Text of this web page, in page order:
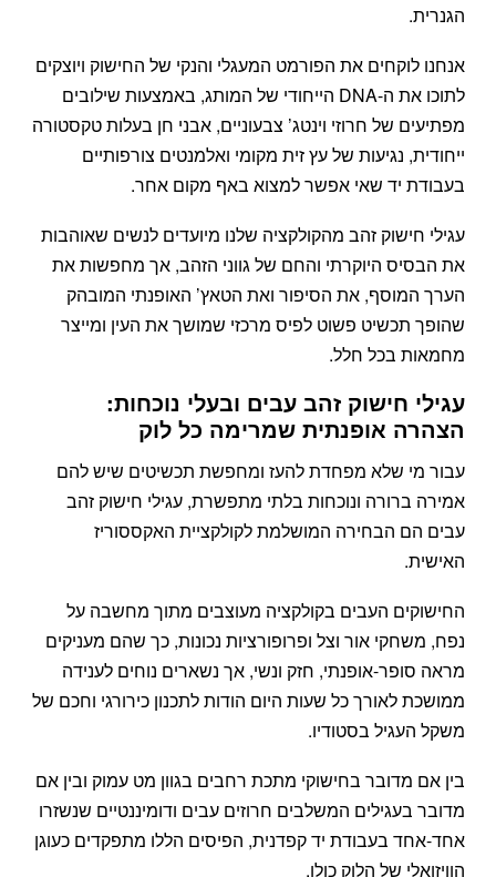
הגנרית.
אנחנו לוקחים את הפורמט המעגלי והנקי של החישוק ויוצקים
לתוכו את ה-DNA הייחודי של המותג, באמצעות שילובים
מפתיעים של חרוזי וינטג’ צבעוניים, אבני חן בעלות טקסטורה
ייחודית, נגיעות של עץ זית מקומי ואלמנטים צורפותיים
בעבודת יד שאי אפשר למצוא באף מקום אחר.
עגילי חישוק זהב מהקולקציה שלנו מיועדים לנשים שאוהבות
את הבסיס היוקרתי והחם של גווני הזהב, אך מחפשות את
הערך המוסף, את הסיפור ואת הטאץ’ האופנתי המובהק
שהופך תכשיט פשוט לפיס מרכזי שמושך את העין ומייצר
מחמאות בכל חלל.
עגילי חישוק זהב עבים ובעלי נוכחות:
הצהרה אופנתית שמרימה כל לוק
עבור מי שלא מפחדת להעז ומחפשת תכשיטים שיש להם
אמירה ברורה ונוכחות בלתי מתפשרת, עגילי חישוק זהב
עבים הם הבחירה המושלמת לקולקציית האקססוריז
האישית.
החישוקים העבים בקולקציה מעוצבים מתוך מחשבה על
נפח, משחקי אור וצל ופרופורציות נכונות, כך שהם מעניקים
מראה סופר-אופנתי, חזק ונשי, אך נשארים נוחים לענידה
ממושכת לאורך כל שעות היום הודות לתכנון כירורגי וחכם של
משקל העגיל בסטודיו.
בין אם מדובר בחישוקי מתכת רחבים בגוון מט עמוק ובין אם
מדובר בעגילים המשלבים חרוזים עבים ודומיננטיים שנשזרו
אחד-אחד בעבודת יד קפדנית, הפיסים הללו מתפקדים כעוגן
הוויזואלי של הלוק כולו.